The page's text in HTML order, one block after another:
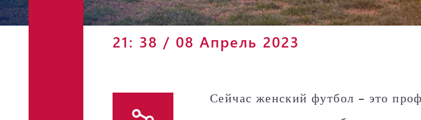
21: 38 / 08 Апрель 2023
Сейчас женский футбол – это